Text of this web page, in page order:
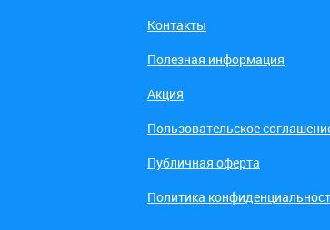
Контакты
Полезная информация
Акция
Пользовательское
Публичная оферта
Политика